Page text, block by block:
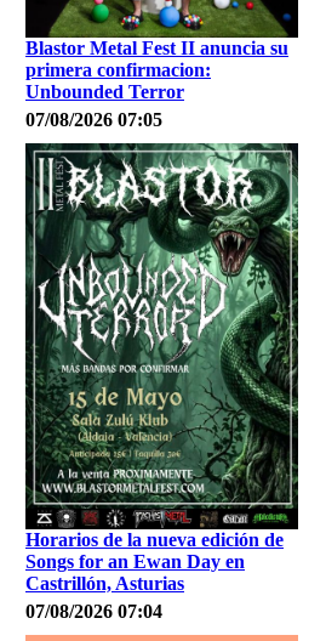
Blastor Metal Fest II anuncia su
primera confirmacion:
Unbounded Terror
07/08/2026 07:05
Horarios de la nueva edición de
Songs for an Ewan Day en
Castrillón, Asturias
07/08/2026 07:04